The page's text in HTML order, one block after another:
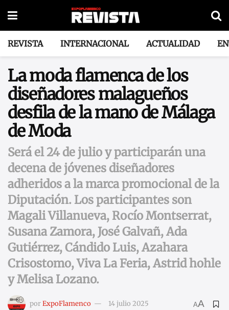
REVISTA INTERNACIONAL ACTUALIDAD
La moda flamenca de los
diseñadores malagueños
desfila de la mano de Málaga
de Moda
Será el 24 de julio y participarán una
decena de jóvenes diseñadores
adheridos a la marca promocional de la
Diputación. Los participantes son
Magali Villanueva, Rocío Montserrat,
Susana Zamora, José Galvañ, Ada
Gutiérrez, Cándido Luis, Azahara
Crisostomo, Viva La Feria, Astrid hohle
y Melisa Lozano.
porExpoFlamenco 14 julio 2025 AA